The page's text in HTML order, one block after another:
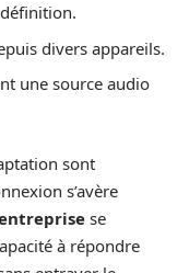
divers appareils.
une source audio
sont
s’avère
se
à répondre